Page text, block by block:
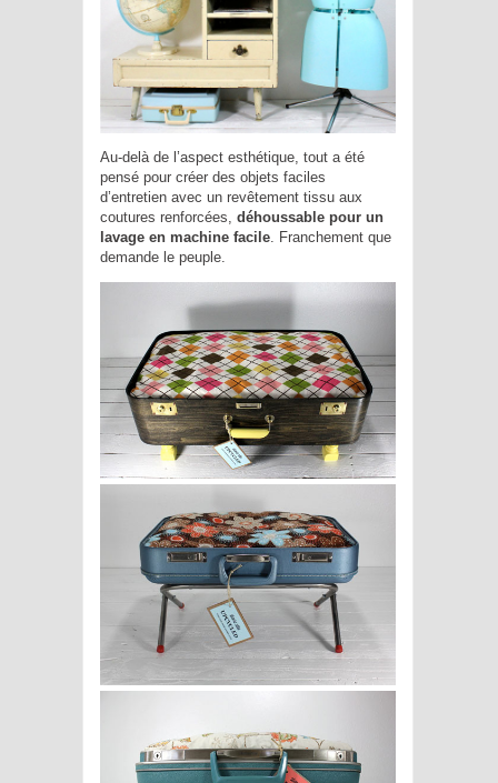
Au-delà de l’aspect esthétique, tout a été
pensé pour créer des objets faciles
d’entretien avec un revêtement tissu aux
coutures renforcées, déhoussable pour un
lavage en machine facile . Franchement que
demande le peuple.